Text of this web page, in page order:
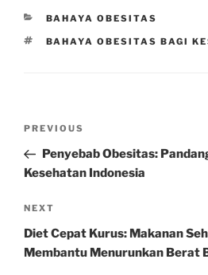
CATEGORIES
BAHAYA OBESITAS
TAGS
BAHAYA OBESITAS BAGI
Previous
Post
PREVIOUS
Penyebab Obesitas:
Kesehatan Indonesia
Next
Post
NEXT
Diet Cepat Kurus: Makanan
Membantu Menurunkan Berat